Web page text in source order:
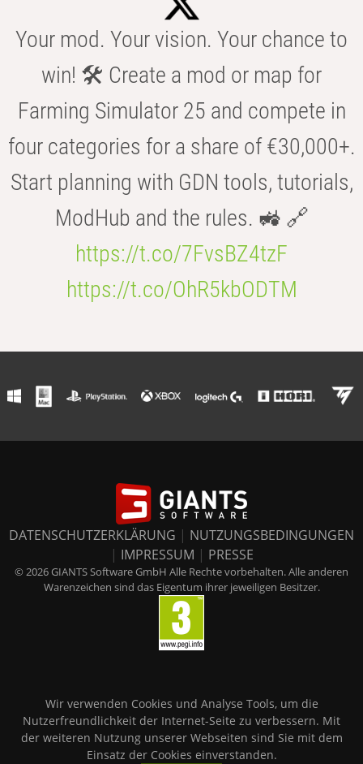
Your mod. Your vision. Your chance to
win! 🛠️ Create a mod or map for
Farming Simulator 25 and compete in
four categories for a share of €30,000+.
Start planning with GDN tools, tutorials,
ModHub and the rules. 🚜 🔗
https://t.co/7FvsBZ4tzF
https://t.co/OhR5kbODTM
DATENSCHUTZERKLÄRUNG | NUTZUNGSBEDINGUNGEN
| IMPRESSUM | PRESSE
© 2026 GIANTS Software GmbH Alle Rechte vorbehalten. Alle anderen
Warenzeichen sind das Eigentum ihrer jeweiligen Besitzer.
Wir verwenden Cookies und Analyse Tools, um die
Nutzerfreundlichkeit der Internet-Seite zu verbessern. Mit
der weiteren Nutzung unserer Webseiten sind Sie mit dem
Einsatz der Cookies einverstanden.